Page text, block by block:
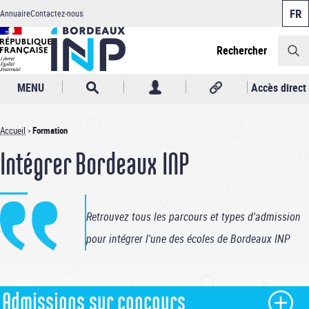
Aller
au
contenu
principal
Header
AnnuaireContactez-nous
Rechercher
MENU Accès direct
Fil
d'Ariane
Accueil Formation
Intégrer Bordeaux INP
Retrouvez tous les parcours et types d'admission
pour intégrer l'une des écoles de Bordeaux INP
Admissions sur concours
Panneau de gestion des cookies